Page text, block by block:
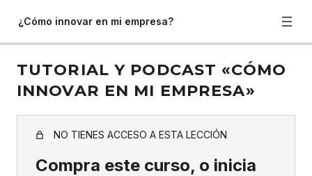
¿Cómo innovar en mi empresa?
TUTORIAL Y PODCAST «CÓMO
INNOVAR EN MI EMPRESA»
NO TIENES ACCESO A ESTA LECCIÓN
Compra este curso, o inicia